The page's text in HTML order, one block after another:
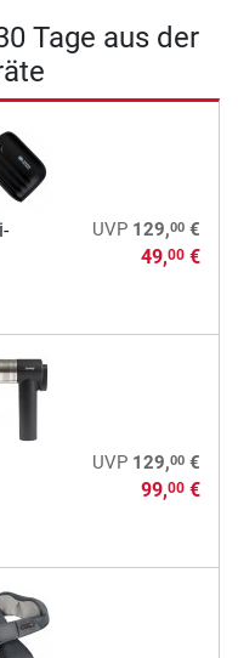
Tage aus der
UVP 129,00€
49,00€
UVP 129,00€
99,00€